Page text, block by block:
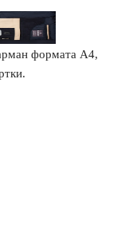
формата А4,